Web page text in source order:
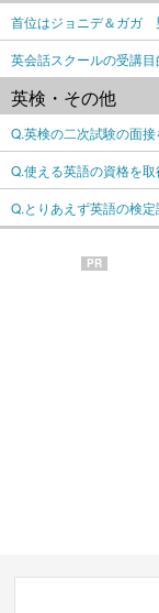
首位はジョニデ＆ガガ
英会話スクールの受講
英検・その他
Q.英検の二次試験の面
Q.使える英語の資格を
Q.とりあえず英語の検
PR